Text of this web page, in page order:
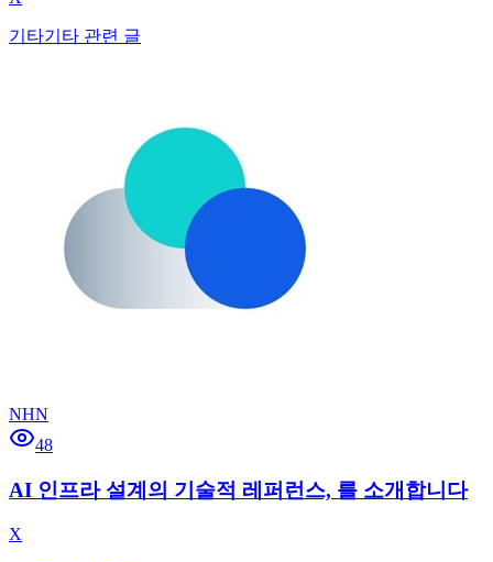
기타기타 관련 글
NHN
48
AI 인프라 설계의 기술적 레퍼런스, 를 소개합니다
X